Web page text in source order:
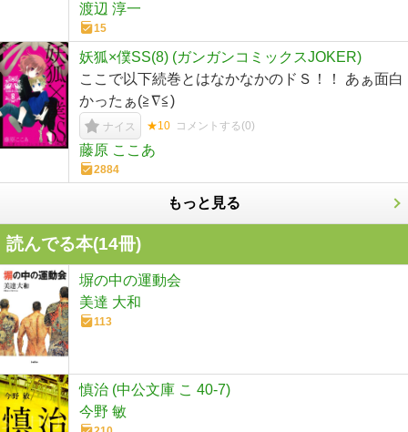
渡辺 淳一
15
妖狐×僕SS(8) (ガンガンコミックスJOKER)
ここで以下続巻とはなかなかのドＳ！！ あぁ面白
かったぁ(≧∇≦)
ナイス ★10 コメントする(0)
藤原 ここあ
2884
もっと見る
読んでる本(14冊)
塀の中の運動会
美達 大和
113
慎治 (中公文庫 こ 40-7)
今野 敏